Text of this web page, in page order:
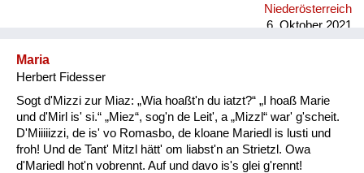
Niederösterreich
6. Oktober 2021
Maria
Herbert Fidesser
Sogt d'Mizzi zur Miaz: „Wia hoaßt'n du iatzt?“ „I hoaß Marie
und d'Mirl is' si.“ „Miez“, sog'n de Leit', a „Mizzl“ war' g'scheit.
D'Miiiiizzi, de is' vo Romasbo, de kloane Mariedl is lusti und
froh! Und de Tant' Mitzl hätt' om liabst'n an Strietzl. Owa
d'Mariedl hot'n vobrennt. Auf und davo is's glei g'rennt!